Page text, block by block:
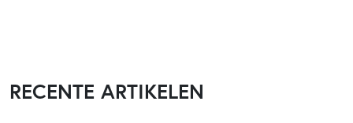
RECENTE ARTIKELEN